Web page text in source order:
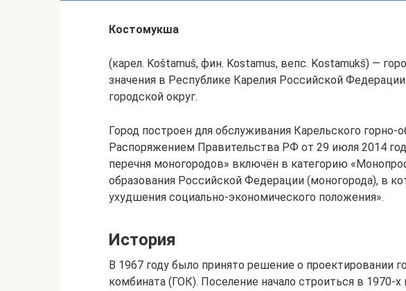
Костомукша
(карел. Koštamuš, фин. Kostamus, вепс. Kostamukš) —
значения в Республике Карелия Российской
городской округ.
Город построен для обслуживания Карельского горно-
Распоряжением Правительства РФ от 29 июля 2014
перечня моногородов» включён в категорию
образования Российской Федерации (моногорода), в
ухудшения социально-экономического положения».
История
В 1967 году было принято решение о проектировании
комбината (ГОК). Поселение начало строиться в 1970-х